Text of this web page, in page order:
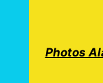
Photos